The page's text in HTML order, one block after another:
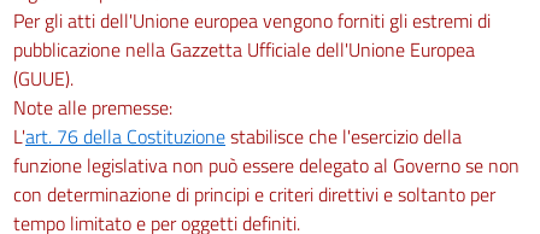
Per gli atti dell'Unione europea vengono forniti gli estremi di
pubblicazione nella Gazzetta Ufficiale dell'Unione Europea
(GUUE).
Note alle premesse:
L'art. 76 della Costituzionestabilisce che l'esercizio della
funzione legislativa non può essere delegato al Governo se non
con determinazione di principi e criteri direttivi e soltanto per
tempo limitato e per oggetti definiti.